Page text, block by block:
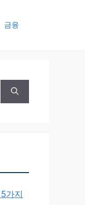
금융
가지